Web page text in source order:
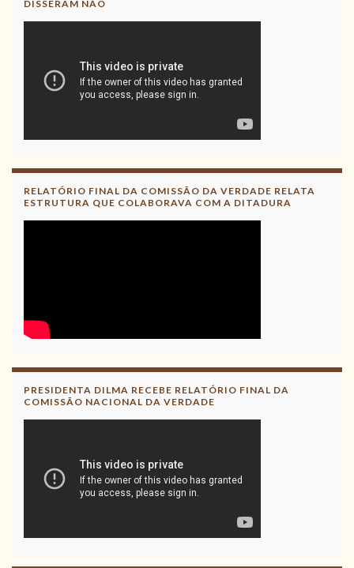
DISSERAM NÃO
RELATÓRIO FINAL DA COMISSÃO DA VERDADE RELATA
ESTRUTURA QUE COLABORAVA COM A DITADURA
PRESIDENTA DILMA RECEBE RELATÓRIO FINAL DA
COMISSÃO NACIONAL DA VERDADE